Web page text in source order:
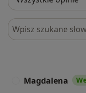
Szukaj w opiniach
Magdalena